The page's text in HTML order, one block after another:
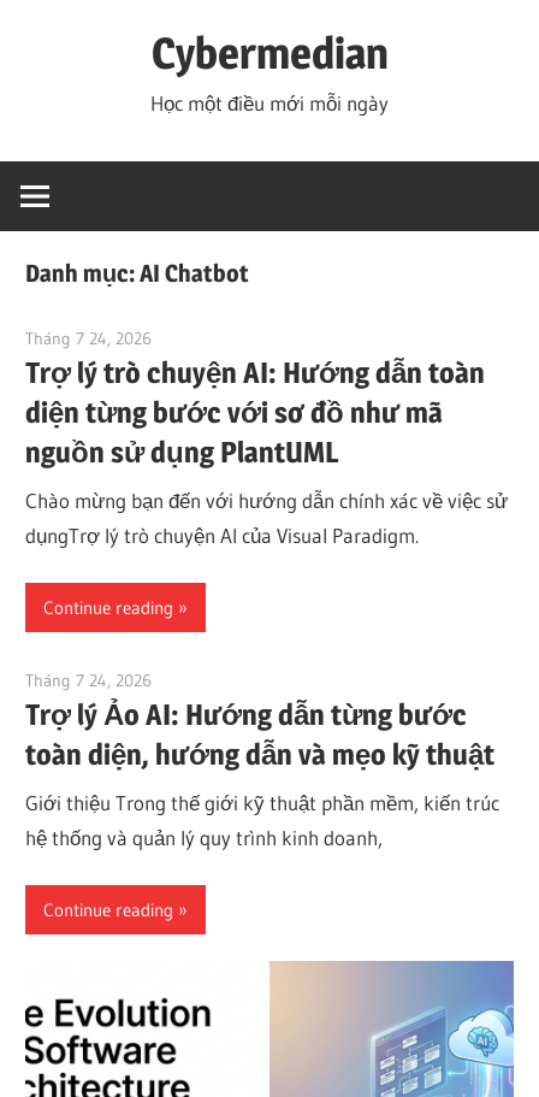
Cybermedian
Học một điều mới mỗi ngày
Danh mục:AI Chatbot
Tháng 7 24, 2026
Trợ lý trò chuyện AI: Hướng dẫn toàn
diện từng bước với sơ đồ như mã
nguồn sử dụng PlantUML
Chào mừng bạn đến với hướng dẫn chính xác về việc sử
dụngTrợ lý trò chuyện AI của Visual Paradigm.
Continue reading
Tháng 7 24, 2026
Trợ lý Ảo AI: Hướng dẫn từng bước
toàn diện, hướng dẫn và mẹo kỹ thuật
Giới thiệu Trong thế giới kỹ thuật phần mềm, kiến trúc
hệ thống và quản lý quy trình kinh doanh,
Continue reading